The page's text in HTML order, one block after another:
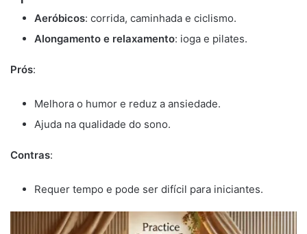
Aeróbicos: corrida, caminhada e ciclismo.
Alongamento e relaxamento: ioga e pilates.
Prós:
Melhora o humor e reduz a ansiedade.
Ajuda na qualidade do sono.
Contras:
Requer tempo e pode ser difícil para iniciantes.